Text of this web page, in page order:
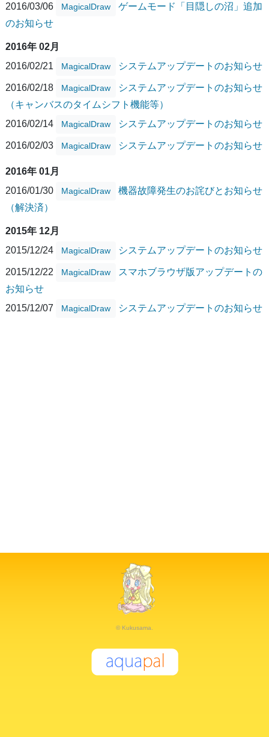
2016/03/06
MagicalDraw
ゲームモード「目隠しの沼」追加
のお知らせ
2016年 02月
2016/02/21
MagicalDraw システムアップデートのお知らせ
2016/02/18 MagicalDraw
システムアップデートのお知らせ
（キャンバスのタイムシフト機能等）
2016/02/14
MagicalDraw システムアップデートのお知らせ
2016/02/03 MagicalDraw システムアップデートのお知らせ
2016年 01月
2016/01/30
MagicalDraw
機器故障発生のお詫びとお知らせ
（解決済）
2015年 12月
2015/12/24
MagicalDraw システムアップデートのお知らせ
2015/12/22 MagicalDraw
スマホブラウザ版アップデートの
お知らせ
2015/12/07
MagicalDraw システムアップデートのお知らせ
© Kukusama.